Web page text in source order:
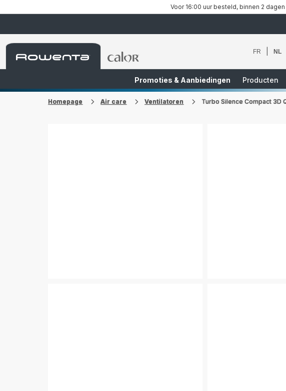
Voor 16:00 uur besteld, binnen 2
Rowenta-
startpagina
Rowenta-
FR NL
Promoties & Aanbiedingen Producten
Homepage Air care Ventilatoren Turbo Silence Compact 3D